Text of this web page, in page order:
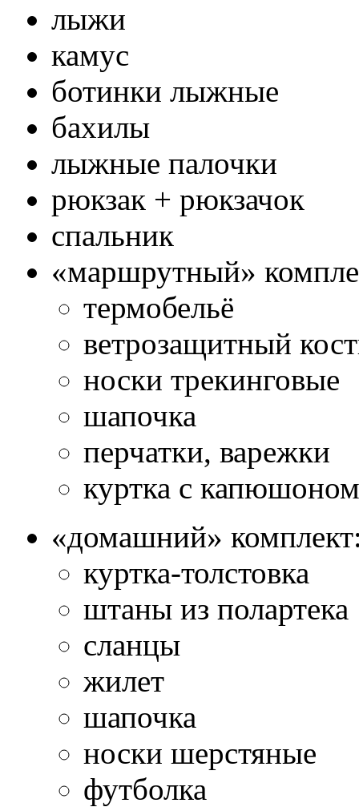
лыжи
камус
ботинки лыжные
бахилы
лыжные палочки
рюкзак + рюкзачок
спальник
«маршрутный»
термобельё
ветрозащитный
носки трекинговые
шапочка
перчатки, варежки
куртка с
«домашний»
куртка-толстовка
штаны из полартека
сланцы
жилет
шапочка
носки шерстяные
футболка